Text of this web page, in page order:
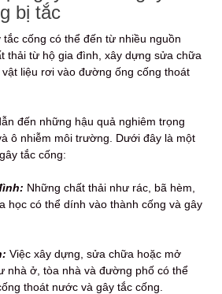
bị tắc
cống có thể đến từ nhiều nguồn
thải từ hộ gia đình, xây dựng sửa chữa
liệu rơi vào đường ống cống thoát
đến những hậu quả nghiêm trọng
ô nhiễm môi trường. Dưới đây là một
tắc cống:
Những chất thải như rác, bã hèm,
học có thể dính vào thành cống và gây
Việc xây dựng, sửa chữa hoặc mở
nhà ở, tòa nhà và đường phố có thể
thoát nước và gây tắc cống.